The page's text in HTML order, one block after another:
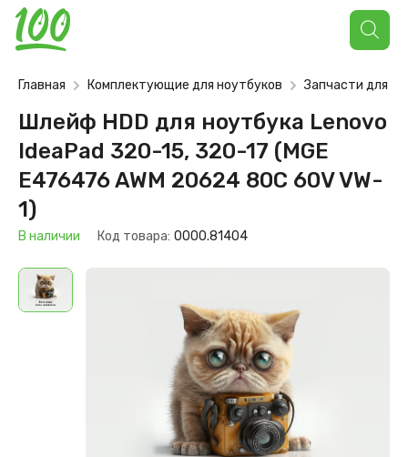
Поиск
товаров
Главная Комплектующие для ноутбуков Запчасти для
Шлейф HDD для ноутбука Lenovo
IdeaPad 320-15, 320-17 (MGE
E476476 AWM 20624 80C 60V VW-
1)
В наличии Код товара: 0000.81404